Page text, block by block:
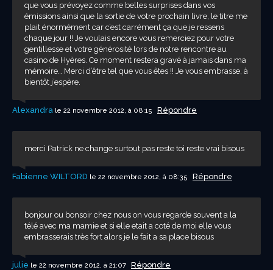
que vous prévoyez comme belles surprises dans vos
émissions ainsi que la sortie de votre prochain livre, le titre me
plait énormément car c’est carrément ça que je ressens
chaque jour !! Je voulais encore vous remerciez pour votre
gentillesse et votre générosité lors de notre rencontre au
casino de Hyères. Ce moment restera gravé à jamais dans ma
mémoire… Merci d’être tel que vous êtes !! Je vous embrasse, à
bientôt j’espère.
Alexandra le 22 novembre 2012, à 08:15 Répondre
merci Patrick ne change surtout pas reste toi reste vrai bisous
Fabienne WILTORD le 22 novembre 2012, à 08:35 Répondre
bonjour ou bonsoir chez nous on vous regarde souvent a la
télé avec ma mamie et si elle etait a coté de moi elle vous
embrasserais très fort alors je le fait a sa place bisous
julie le 22 novembre 2012, à 21:07 Répondre